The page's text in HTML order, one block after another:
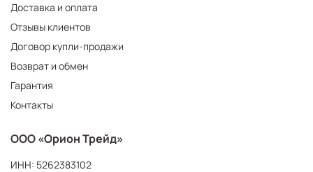
Доставка и оплата
Отзывы клиентов
Договор купли-продажи
Возврат и обмен
Гарантия
Контакты
ООО «Орион Трейд»
ИНН: 5262383102